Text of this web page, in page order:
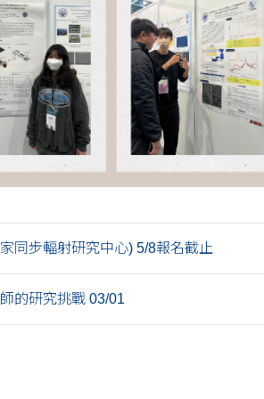
同步輻射研究中心) 5/8報名截止
的研究挑戰 03/01